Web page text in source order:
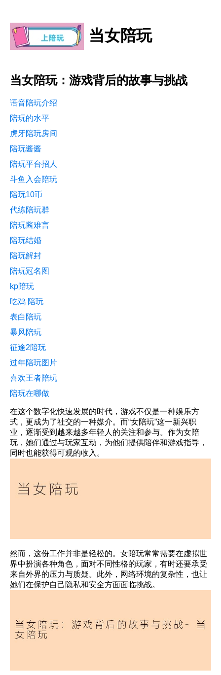
当女陪玩
当女陪玩：游戏背后的故事与挑战
语音陪玩介绍
陪玩的水平
虎牙陪玩房间
陪玩酱酱
陪玩平台招人
斗鱼入会陪玩
陪玩10币
代练陪玩群
陪玩酱难言
陪玩结婚
陪玩解封
陪玩冠名图
kp陪玩
吃鸡 陪玩
表白陪玩
暴风陪玩
征途2陪玩
过年陪玩图片
喜欢王者陪玩
陪玩在哪做
在这个数字化快速发展的时代，游戏不仅是一种娱乐方
式，更成为了社交的一种媒介。而“女陪玩”这一新兴职
业，逐渐受到越来越多年轻人的关注和参与。作为女陪
玩，她们通过与玩家互动，为他们提供陪伴和游戏指导，
同时也能获得可观的收入。
然而，这份工作并非是轻松的。女陪玩常常需要在虚拟世
界中扮演各种角色，面对不同性格的玩家，有时还要承受
来自外界的压力与质疑。此外，网络环境的复杂性，也让
她们在保护自己隐私和安全方面面临挑战。